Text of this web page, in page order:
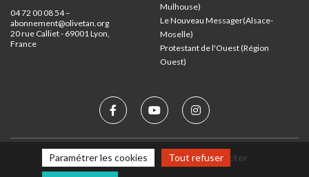
04 72 00 08 54 –
abonnement@olivetan.org
20 rue Calliet - 69001 Lyon,
France
Mulhouse)
Le Nouveau Messager(Alsace-
Moselle)
Protestant de l'Ouest (Région
Ouest)
Mentions légales Nous contacter
Paramétrer les cookies
Tout refuser